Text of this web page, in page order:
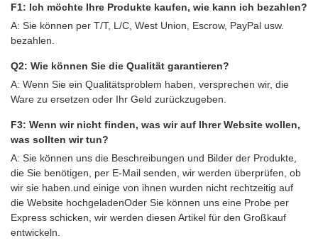
F1: Ich möchte Ihre Produkte kaufen, wie kann ich bezahlen?
A: Sie können per T/T, L/C, West Union, Escrow, PayPal usw.
bezahlen.
Q2: Wie können Sie die Qualität garantieren?
A: Wenn Sie ein Qualitätsproblem haben, versprechen wir, die
Ware zu ersetzen oder Ihr Geld zurückzugeben.
F3: Wenn wir nicht finden, was wir auf Ihrer Website wollen,
was sollten wir tun?
A: Sie können uns die Beschreibungen und Bilder der Produkte,
die Sie benötigen, per E-Mail senden, wir werden überprüfen, ob
wir sie haben.und einige von ihnen wurden nicht rechtzeitig auf
die Website hochgeladenOder Sie können uns eine Probe per
Express schicken, wir werden diesen Artikel für den Großkauf
entwickeln.